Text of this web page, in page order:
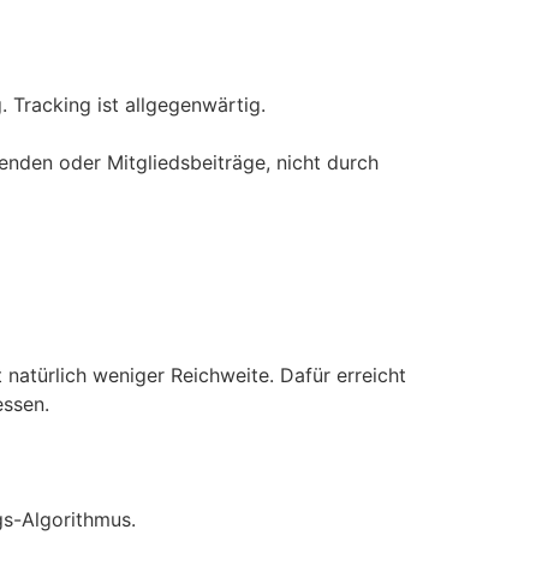
Tracking ist allgegenwärtig.
oder Mitgliedsbeiträge, nicht durch
weniger Reichweite. Dafür erreicht
Algorithmus.